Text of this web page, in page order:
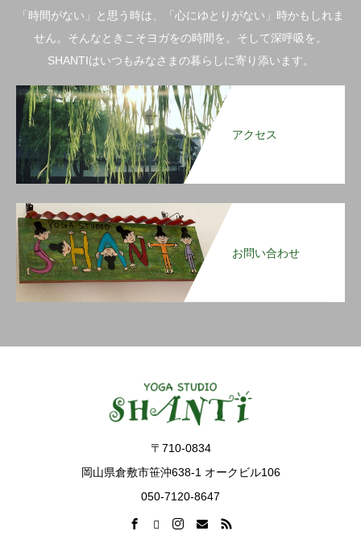
「時間がない」と思う時は、「心にゆとりがない」時かもしれま
せん。そんなときこそヨガをの時間を。そして深呼吸を。
SHANTIはいつもみなさまの暮らしに寄り添います。
アクセス
お問い合わせ
〒710-0834
岡山県倉敷市笹沖638-1 オークビル106
050-7120-8647